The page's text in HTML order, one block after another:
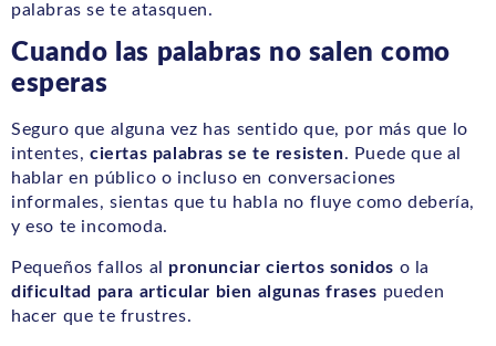
palabras se te atasquen.
Cuando las palabras no salen como
esperas
Seguro que alguna vez has sentido que, por más que lo
intentes, ciertas palabras se te resisten. Puede que al
hablar en público o incluso en conversaciones
informales, sientas que tu habla no fluye como debería,
y eso te incomoda.
Pequeños fallos al pronunciar ciertos sonidos o la
dificultad para articular bien algunas frases pueden
hacer que te frustres.